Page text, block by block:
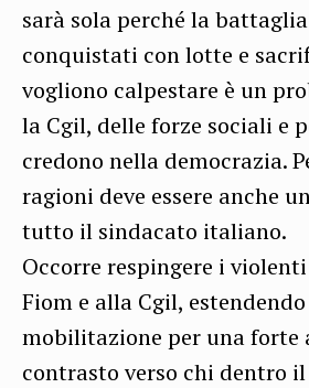
sarà sola perché la
conquistati con lotte e
vogliono calpestare è un
la Cgil, delle forze sociali e
credono nella democrazia.
ragioni deve essere anche
tutto il sindacato italiano.
Occorre respingere i
Fiom e alla Cgil,
mobilitazione per una forte
contrasto verso chi dentro